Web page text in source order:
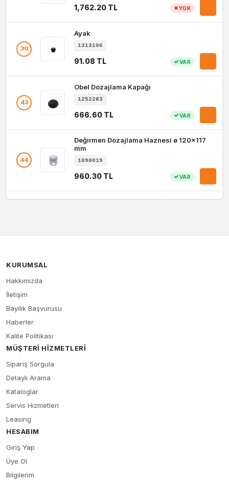
1,762.20 TL YOK
30
Ayak
1313106
91.08 TL VAR
43
Obel Dozajlama Kapağı
1252283
666.60 TL VAR
44
Değirmen Dozajlama Haznesi ø 120x117
mm
1090019
960.30 TL VAR
KURUMSAL
Hakkımızda
İletişim
Bayilik Başvurusu
Haberler
Kalite Politikası
MÜŞTERI HIZMETLERI
Sipariş Sorgula
Detaylı Arama
Kataloglar
Servis Hizmetleri
Leasing
HESABIM
Giriş Yap
Üye Ol
Bilgilerim